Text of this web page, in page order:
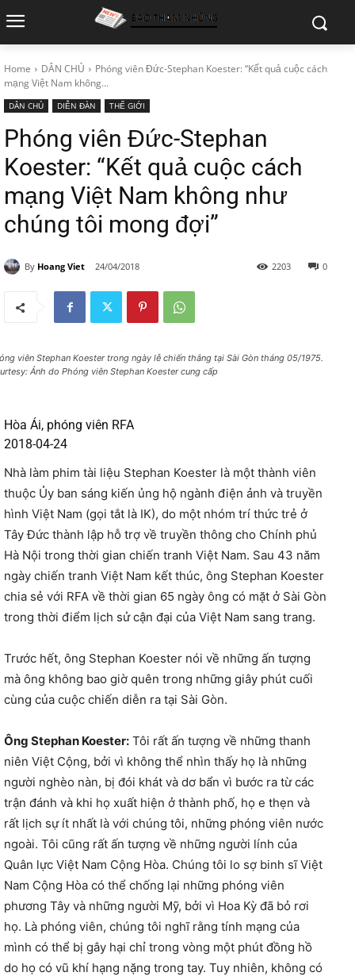
Home DÂN CHỦ
Phóng viên Đức-Stephan Koester: “Kết quả cuộc cách
mạng Việt Nam không...
DÂN CHỦ DIỄN ĐÀN THẾ GIỚI
Phóng viên Đức-Stephan
Koester: “Kết quả cuộc cách
mạng Việt Nam không như
chúng tôi mong đợi”
By Hoang Viet 24/04/2018 0
2203
viên Stephan Koester trong ngày lễ chiến thắng tại Sài Gòn tháng 05/1975.
Ảnh do Phóng viên Stephan Koester cung cấp
Hòa Ái, phóng viên RFA
2018-04-24
Nhà làm phim tài liệu Stephan Koester là một thành viên
thuộc Ủy ban sáng kiến ủng hộ ngành điện ảnh và truyền
hình Việt Nam (gọi tắt là IK), do một nhóm trí thức trẻ ở
Tây Đức thành lập hỗ trợ về truyền thông cho Chính phủ
Hà Nội trong thời gian chiến tranh Việt Nam. Sau 43 năm
ngày chiến tranh Việt Nam kết thúc, ông Stephan Koester
chia sẻ với RFA về thời gian 65 ngày ông có mặt ở Sài Gòn
trong thời điểm lịch sử cận đại của Việt Nam sang trang.
Trước hết, ông Stephan Koester nói về những ấn tượng
mà ông không bao giờ quên trong những giây phút cuối
cùng của cuộc chiến diễn ra tại Sài Gòn.
Ông Stephan Koester: Tôi rất ấn tượng về những thanh
niên Việt Cộng, bởi vì không thể nhìn thấy họ là những
người nghèo nàn, bị đói khát và dơ bẩn vì bước ra từ các
trận đánh và khi họ xuất hiện ở thành phố, họ e thẹn và
rất lịch sự ít nhất là với chúng tôi, những phóng viên nước
ngoài. Tôi cũng rất ấn tượng về những người lính của
Quân lực Việt Nam Cộng Hòa. Chúng tôi lo sợ binh sĩ Việt
Nam Cộng Hòa có thể chống lại những phóng viên
phương Tây và những người Mỹ, bởi vì Hoa Kỳ đã bỏ rơi
họ. Là phóng viên, chúng tôi nghĩ rằng tính mạng của
mình có thể bị gây hại chỉ trong vòng một phút đồng hồ
do họ có vũ khí hạng nặng trong tay. Tuy nhiên, không có